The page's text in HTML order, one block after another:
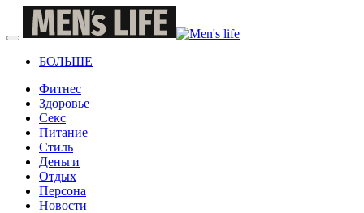
БОЛЬШЕ
Фитнес
Здоровье
Секс
Питание
Стиль
Деньги
Отдых
Персона
Новости